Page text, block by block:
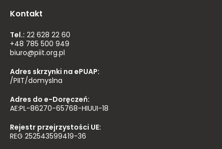
Kontakt
Tel.: 22 628 22 60
+48 785 500 949
biuro@piit.org.pl
Adres skrzynki na ePUAP:
/PIIT/domyslna
Adres do e-Doręczeń:
AE:PL-86270-65768-HIUUI-18
Rejestr przejrzystości UE:
REG 252543599419-36